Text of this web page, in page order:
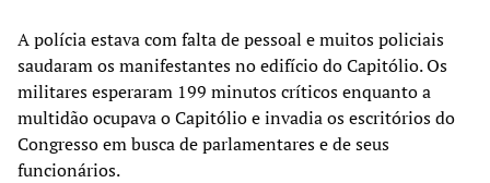
A polícia estava com falta de pessoal e muitos policiais
saudaram os manifestantes no edifício do Capitólio. Os
militares esperaram 199 minutos críticos enquanto a
multidão ocupava o Capitólio e invadia os escritórios do
Congresso em busca de parlamentares e de seus
funcionários.